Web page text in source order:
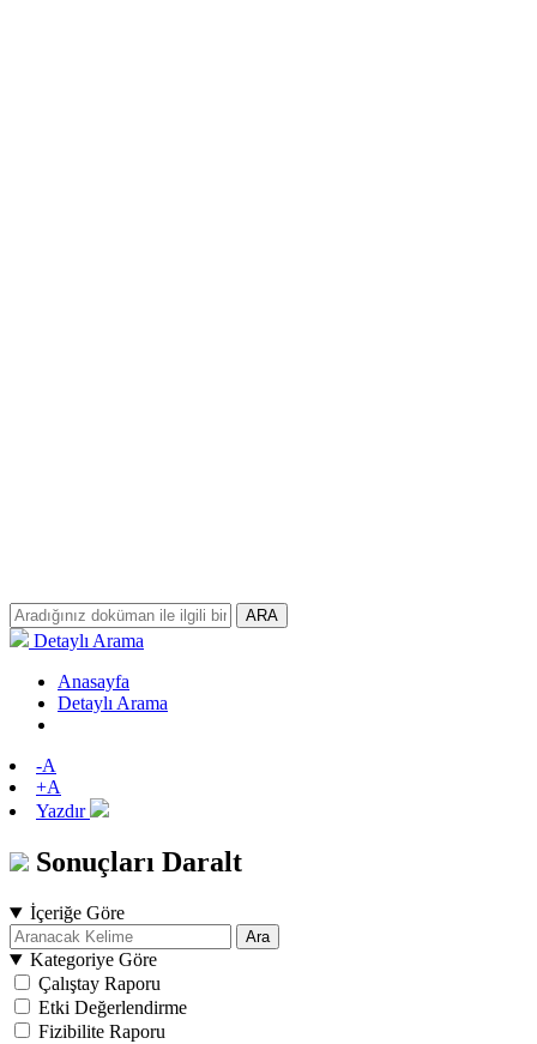
ARA
Detaylı Arama
Anasayfa
Detaylı Arama
-A
+A
Yazdır
Sonuçları Daralt
İçeriğe Göre
Ara
Kategoriye Göre
Çalıştay Raporu
Etki Değerlendirme
Fizibilite Raporu